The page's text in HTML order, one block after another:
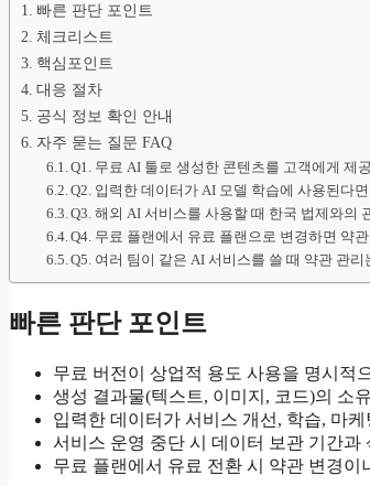
빠른 판단 포인트
체크리스트
핵심포인트
대응 절차
공식 정보 확인 안내
자주 묻는 질문 FAQ
Q1. 무료 AI 툴로 생성한 콘텐츠를 고객에게 제
Q2. 입력한 데이터가 AI 모델 학습에 사용된다
Q3. 해외 AI 서비스를 사용할 때 한국 법제와의
Q4. 무료 플랜에서 유료 플랜으로 변경하면 약
Q5. 여러 팀이 같은 AI 서비스를 쓸 때 약관 관리
빠른 판단 포인트
무료 버전이 상업적 용도 사용을 명시적
생성 결과물(텍스트, 이미지, 코드)의 소
입력한 데이터가 서비스 개선, 학습, 마
서비스 운영 중단 시 데이터 보관 기간과
무료 플랜에서 유료 전환 시 약관 변경이